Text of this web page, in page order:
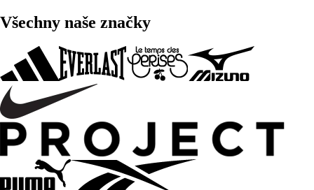
Všechny naše značky